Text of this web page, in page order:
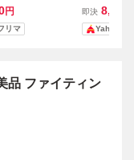
ファイティ
ート 【動作
トロゲーム
円
リマ
ROM2 ゲ
X
即決 8,600
Yahoo!フ
品 ファイティン